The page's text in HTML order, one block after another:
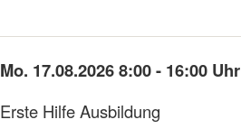
Mo. 17.08.2026 8:00 - 16:00 Uhr
Erste Hilfe Ausbildung